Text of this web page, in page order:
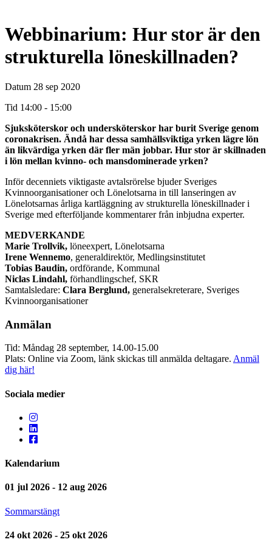
Webbinarium: Hur stor är den
strukturella löneskillnaden?
Datum 28 sep 2020
Tid 14:00 - 15:00
Sjuksköterskor och undersköterskor har burit Sverige genom
coronakrisen. Ändå har dessa samhällsviktiga yrken lägre lön
än likvärdiga yrken där fler män jobbar. Hur stor är skillnaden
i lön mellan kvinno- och mansdominerade yrken?
Inför decenniets viktigaste avtalsrörelse bjuder Sveriges
Kvinnoorganisationer och Lönelotsarna in till lanseringen av
Lönelotsarnas årliga kartläggning av strukturella löneskillnader i
Sverige med efterföljande kommentarer från inbjudna experter.
MEDVERKANDE
Marie Trollvik, löneexpert, Lönelotsarna
Irene Wennemo, generaldirektör, Medlingsinstitutet
Tobias Baudin, ordförande, Kommunal
Niclas Lindahl, förhandlingschef, SKR
Samtalsledare: Clara Berglund, generalsekreterare, Sveriges
Kvinnoorganisationer
Anmälan
Tid: Måndag 28 september, 14.00-15.00
Plats: Online via Zoom, länk skickas till anmälda deltagare. Anmäl
dig här!
Sociala medier
Kalendarium
01 jul 2026 - 12 aug 2026
Sommarstängt
24 okt 2026 - 25 okt 2026